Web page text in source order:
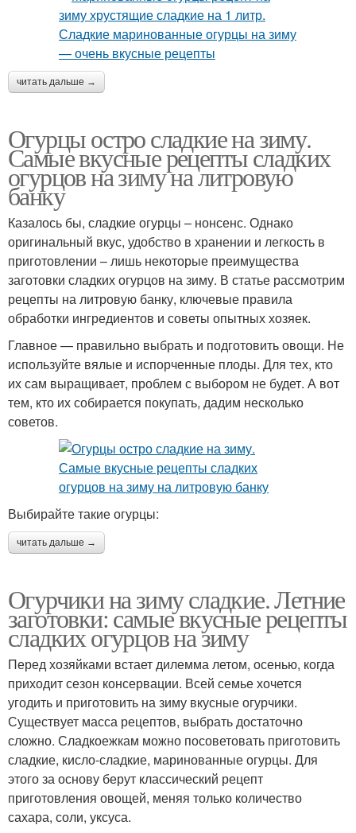
читать дальше →
Огурцы остро сладкие на зиму.
Самые вкусные рецепты сладких
огурцов на зиму на литровую
банку
Казалось бы, сладкие огурцы – нонсенс. Однако
оригинальный вкус, удобство в хранении и легкость в
приготовлении – лишь некоторые преимущества
заготовки сладких огурцов на зиму. В статье рассмотрим
рецепты на литровую банку, ключевые правила
обработки ингредиентов и советы опытных хозяек.
Главное — правильно выбрать и подготовить овощи. Не
используйте вялые и испорченные плоды. Для тех, кто
их сам выращивает, проблем с выбором не будет. А вот
тем, кто их собирается покупать, дадим несколько
советов.
Выбирайте такие огурцы:
читать дальше →
Огурчики на зиму сладкие. Летние
заготовки: самые вкусные рецепты
сладких огурцов на зиму
Перед хозяйками встает дилемма летом, осенью, когда
приходит сезон консервации. Всей семье хочется
угодить и приготовить на зиму вкусные огурчики.
Существует масса рецептов, выбрать достаточно
сложно. Сладкоежкам можно посоветовать приготовить
сладкие, кисло-сладкие, маринованные огурцы. Для
этого за основу берут классический рецепт
приготовления овощей, меняя только количество
сахара, соли, уксуса.